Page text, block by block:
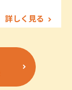
詳しく見る